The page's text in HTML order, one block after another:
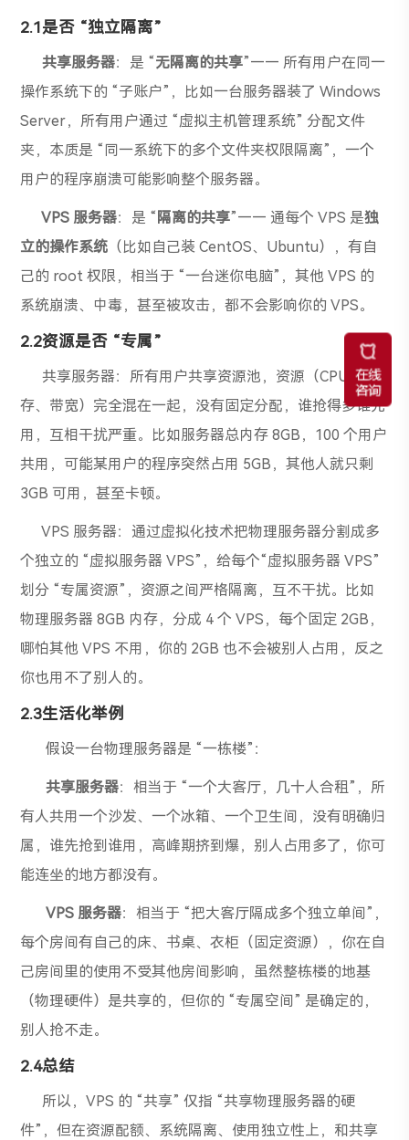
2.1是否 “独立隔离”
共享服务器：是 “无隔离的共享”—— 所有用户在同一
操作系统下的 “子账户”，比如一台服务器装了 Windows
Server，所有用户通过 “虚拟主机管理系统” 分配文件
夹，本质是 “同一系统下的多个文件夹权限隔离”，一个
用户的程序崩溃可能影响整个服务器。
VPS 服务器：是 “ 隔离的共享”—— 通每个 VPS 是独
立的操作系统 （比如自己装 CentOS、Ubuntu），有自
己的 root 权限，相当于 “一台迷你电脑”，其他 VPS 的
系统崩溃、中毒，甚至被攻击，都不会影响你的 VPS。
2.2资源是否 “专属”
共享服务器：所有用户共享资源池，资源（CPU、内
存、带宽）完全混在一起，没有固定分配，谁抢得多谁先
用，互相干扰严重。比如服务器总内存 8GB，100 个用户
共用，可能某用户的程序突然占用 5GB，其他人就只剩
3GB 可用，甚至卡顿。
VPS 服务器：通过虚拟化技术把物理服务器分割成多
个独立的 “虚拟服务器 VPS”，给每个“虚拟服务器 VPS”
划分 “专属资源”，资源之间严格隔离，互不干扰。比如
物理服务器 8GB 内存，分成 4 个 VPS，每个固定 2GB，
哪怕其他 VPS 不用，你的 2GB 也不会被别人占用，反之
你也用不了别人的。
2.3生活化举例
假设一台物理服务器是 “一栋楼”：
共享服务器：相当于 “一个大客厅，几十人合租”，所
有人共用一个沙发、一个冰箱、一个卫生间，没有明确归
属，谁先抢到谁用，高峰期挤到爆，别人占用多了，你可
能连坐的地方都没有。
VPS 服务器：相当于 “把大客厅隔成多个独立单间”，
每个房间有自己的床、书桌、衣柜（固定资源），你在自
己房间里的使用不受其他房间影响，虽然整栋楼的地基
（物理硬件）是共享的，但你的 “专属空间” 是确定的，
别人抢不走。
2.4总结
所以，VPS 的 “共享” 仅指 “共享物理服务器的硬
件”，但在资源配额、系统隔离、使用独立性上，和共享